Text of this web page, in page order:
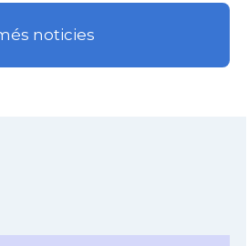
noticies